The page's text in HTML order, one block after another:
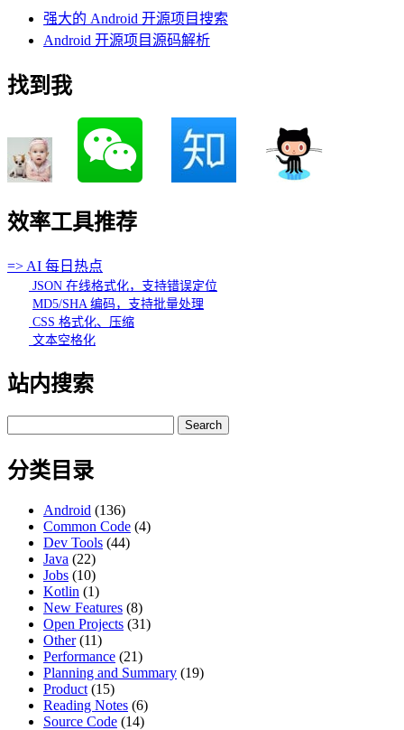
强大的 Android 开源项目搜索
Android 开源项目源码解析
找到我
效率工具推荐
=> AI 每日热点
JSON 在线格式化，支持错误定位
MD5/SHA 编码，支持批量处理
CSS 格式化、压缩
文本空格化
站内搜索
for:
分类目录
Android (136)
Common Code (4)
Dev Tools (44)
Java (22)
Jobs (10)
Kotlin (1)
New Features (8)
Open Projects (31)
Other(11)
Performance (21)
Planning and Summary (19)
Product (15)
Reading Notes (6)
Source Code (14)